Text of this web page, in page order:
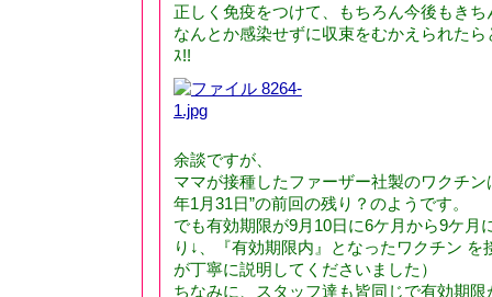
正しく免疫をつけて、もちろん今後もき
なんとか感染せずに収束をむかえられた
ｽ!!
余談ですが、
ママが接種したファーザー社製のワクチン
年1月31日”の前回の残り？のようです。
でも有効期限が9月10日に6ケ月から9ケ月
り↓、『有効期限内』となったワクチン を
が丁寧に説明してくださいました）
ちなみに、スタッフ達も皆同じで有効期